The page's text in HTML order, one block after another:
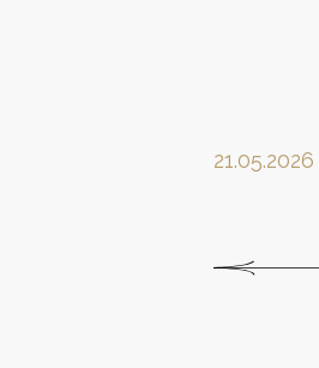
21.05.2026